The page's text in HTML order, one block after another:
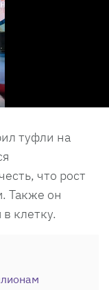
туфли на
что рост
Также он
клетку.